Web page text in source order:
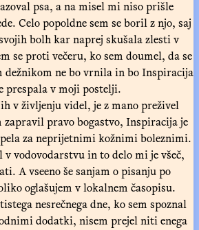
psa, a na misel mi niso prišle
Celo popoldne sem se boril z njo, saj
bolh kar naprej skušala zlesti v
se proti večeru, ko sem doumel, da se
dežnikom ne bo vrnila in bo Inspiracija
prespala v moji postelji.
v življenju videl, je z mano preživel
zapravil pravo bogastvo, Inspiracija je
za neprijetnimi kožnimi boleznimi.
v vodovodarstvu in to delo mi je všeč,
A vseeno še sanjam o pisanju po
oglašujem v lokalnem časopisu.
nesrečnega dne, ko sem spoznal
dodatki, nisem prejel niti enega